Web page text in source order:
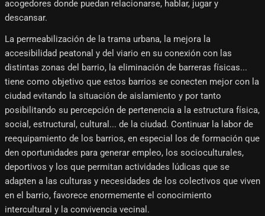
acogedores donde puedan relacionarse, hablar, jugar y
descansar.
La permeabilización de la trama urbana, la mejora la
accesibilidad peatonal y del viario en su conexión con las
distintas zonas del barrio, la eliminación de barreras físicas...
tiene como objetivo que estos barrios se conecten mejor con la
ciudad evitando la situación de aislamiento y por tanto
posibilitando su percepción de pertenencia a la estructura física,
social, estructural, cultural... de la ciudad. Continuar la labor de
reequipamiento de los barrios, en especial los de formación que
den oportunidades para generar empleo, los socioculturales,
deportivos y los que permitan actividades lúdicas que se
adapten a las culturas y necesidades de los colectivos que viven
en el barrio, favorece enormemente el conocimiento
intercultural y la convivencia vecinal.